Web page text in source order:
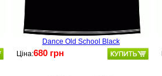
Dance Old School Black
Ціна:680 грн